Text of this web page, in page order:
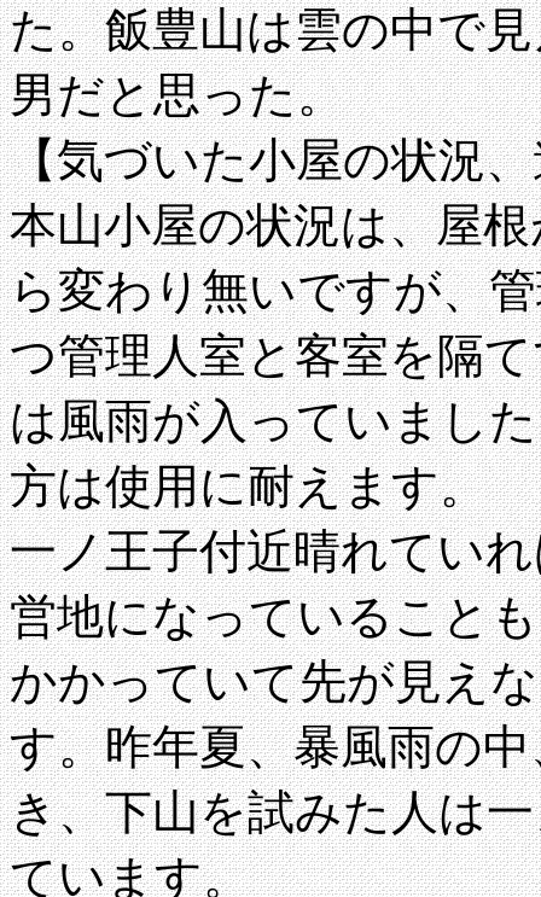
た。飯豊山は雲の中で
男だと思った。
【気づいた小屋の状況
本山小屋の状況は、屋
ら変わり無いですが、
つ管理人室と客室を隔
は風雨が入っていまし
方は使用に耐えます。
一ノ王子付近晴れてい
営地になっていること
かかっていて先が見え
す。昨年夏、暴風雨の
き、下山を試みた人は
ています。